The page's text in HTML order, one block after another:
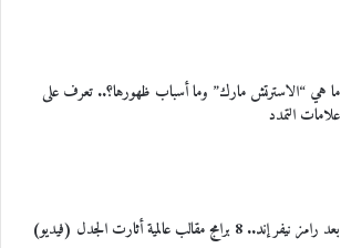
ما هي “الاسترتش مارك” وما أسباب ظهورها؟.. تعرف على
علامات التمدد
بعد رامز نيفر إند.. 8 برامج مقالب عالمية أثارت الجدل (فيديو)